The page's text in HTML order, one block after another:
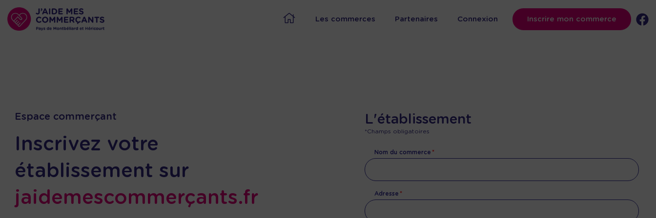
Les commerces Partenaires Connexion Inscrire mon commerce
Espace commerçant
Inscrivez votre
établissement sur
jaidemescommerçants.fr
L'établissement
*Champs obligatoires
Nom du commerce
Adresse